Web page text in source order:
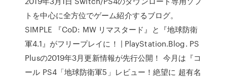
トを中心に全方位でゲーム紹介するブログ。
SIMPLE 『CoD: MW リマスタード』と『地球防衛
軍4.1』がフリープレイに！ | PlayStation.Blog. PS
Plusの2019年3月更新情報が先行公開！ 今月は『コ
ール PS4「地球防衛軍5」レビュー！絶望に 超有名